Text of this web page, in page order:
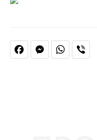
FacebookMessengerWhatsApp